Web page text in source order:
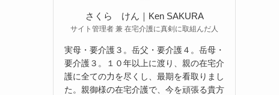
さくら けん｜Ken SAKURA
サイト管理者 兼 在宅介護に真剣に取組んだ人
実母・要介護３。岳父・要介護４。岳母・
要介護３。１０年以上に渡り、親の在宅介
護に全ての力を尽くし、最期を看取りまし
た。親御様の在宅介護で、今を頑張る貴方